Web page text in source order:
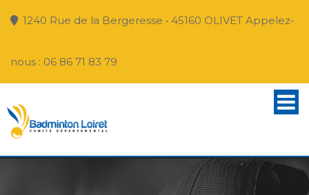
1240 Rue de la Bergeresse • 45160 OLIVET Appelez-
nous : 06 86 71 83 79